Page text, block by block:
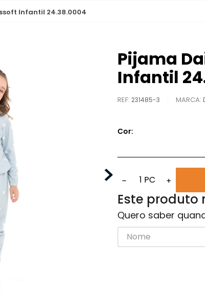
Infantil 24.38.0004
Pijama
Infantil
REF: 231485-3
Cor:
− 1 PC +
Este produto
Quero saber